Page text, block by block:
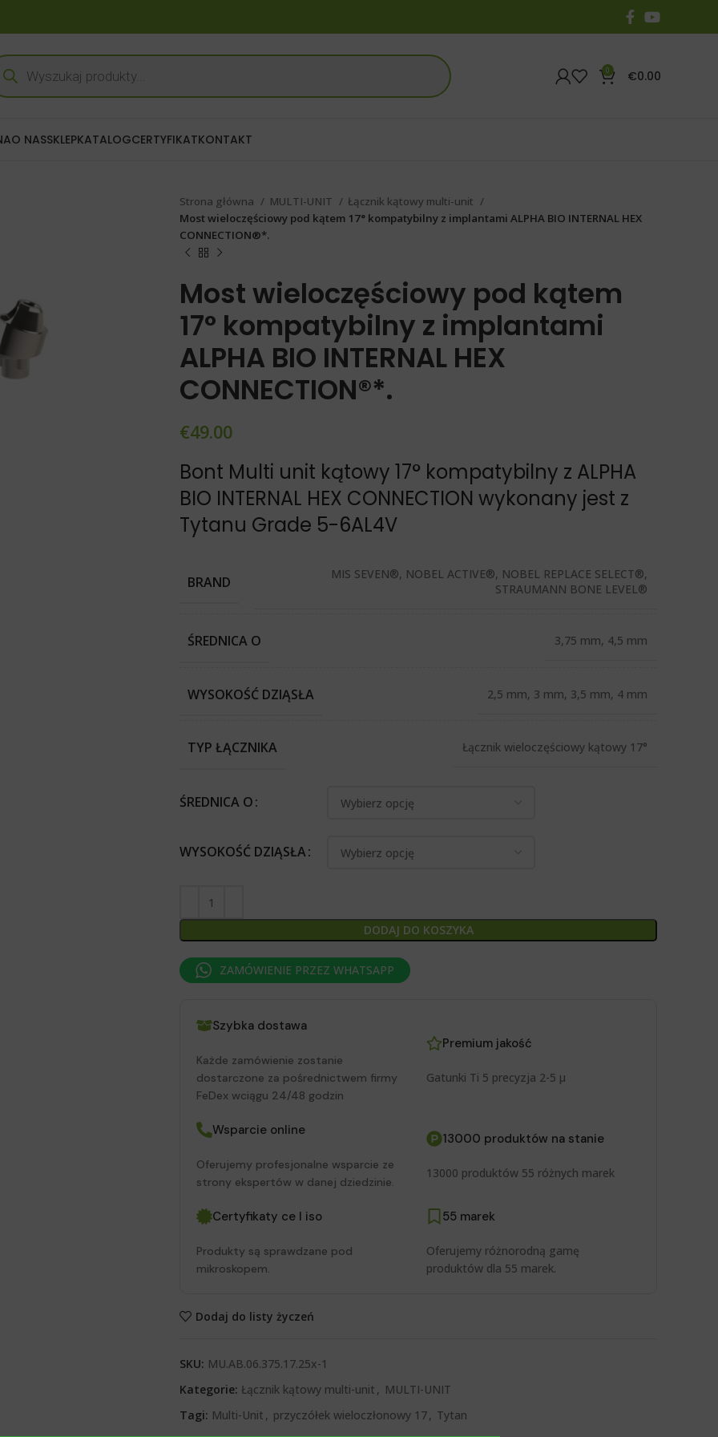
0 €0.00
O NASSKLEPKATALOGCERTYFIKATKONTAKT
Strona główna MULTI-UNIT
Łącznik kątowy multi-unit
Most wieloczęściowy pod kątem 17° kompatybilny z implantami ALPHA BIO INTERNAL HEX
CONNECTION®*.
Most wieloczęściowy pod kątem
17° kompatybilny z implantami
ALPHA BIO INTERNAL HEX
CONNECTION®*.
€49.00
Bont Multi unit kątowy 17° kompatybilny z ALPHA
BIO INTERNAL HEX CONNECTION wykonany jest z
Tytanu Grade 5-6AL4V
BRAND
MIS SEVEN®, NOBEL ACTIVE®, NOBEL REPLACE SELECT®,
STRAUMANN BONE LEVEL®
ŚREDNICA O 3,75 mm, 4,5 mm
WYSOKOŚĆ DZIĄSŁA 2,5 mm, 3 mm, 3,5 mm, 4 mm
TYP ŁĄCZNIKA Łącznik wieloczęściowy kątowy 17°
ŚREDNICA O
WYSOKOŚĆ DZIĄSŁA
DODAJ DO KOSZYKA
ZAMÓWIENIE PRZEZ WHATSAPP
Szybka dostawa
Każde zamówienie zostanie
dostarczone za pośrednictwem firmy
FeDex wciągu 24/48 godzin
Premium jakość
Gatunki Ti 5 precyzja 2-5 μ
Wsparcie online
Oferujemy profesjonalne wsparcie ze
strony ekspertów w danej dziedzinie.
13000 produktów na stanie
13000 produktów 55 różnych marek
Certyfikaty ce I iso
Produkty są sprawdzane pod
mikroskopem.
55 marek
Oferujemy różnorodną gamę
produktów dla 55 marek.
Dodaj do listy życzeń
SKU: MU.AB.06.375.17.25x-1
Kategorie: Łącznik kątowy multi-unit , MULTI-UNIT
Tagi: Multi-Unit , przyczółek wieloczłonowy 17, Tytan